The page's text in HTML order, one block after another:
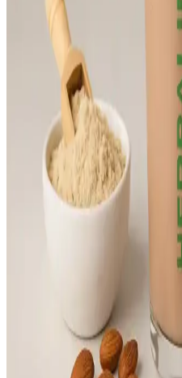
özellikleriyle öne çıkan çok
arayanlar için ideal seçenek.
Doğal Yeşil Sebzeler İçin
Pratik Alternatif
Yeşil sebze içecek tozları, pratik
destekleyen, vitamin ve mineral
beslenmeye kolayca entegre
Şekersiz Alkollü Rakı
Trendleri Analizi
Günümüzde şekersiz rakı ve
bilincine sahip tüketiciler arasında
seçenekler sunsa da, gelecekte bu
Yulaf Kepeği Karışımı ile
Desteği Nasıl Sağlanır
Yulaf kepeği karışımı yüksek lif
kolesterolü dengeler ve kilo
kullanımla sağlıklı yaşam